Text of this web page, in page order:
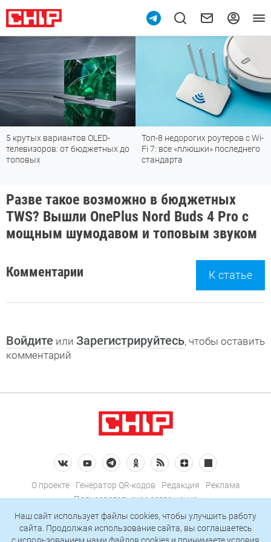
5 крутых вариантов OLED-
телевизоров: от бюджетных до
топовых
Топ-8 недорогих роутеров с Wi-
Fi 7: все «плюшки» последнего
стандарта
Разве такое возможно в бюджетных
TWS? Вышли OnePlus Nord Buds 4 Pro с
мощным шумодавом и топовым звуком
Комментарии К статье
Войдите или Зарегистрируйтесь, чтобы оставить
комментарий
О проекте Генератор QR-кодов Редакция
Реклама
Пользовательское соглашение
Политика конфиденциальности
Подписаться на рассылку
Наш сайт использует файлы cookies, чтобы улучшить работу
сайта. Продолжая использование сайта, вы соглашаетесь